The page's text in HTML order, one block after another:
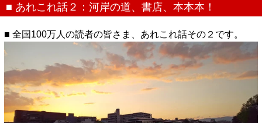
■ あれこれ話２：河岸の道、書店、本本本！
■ 全国100万人の読者の皆さま、あれこれ話その２です。